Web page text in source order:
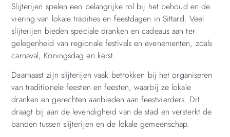
Slijterijen spelen een belangrijke rol bij het behoud en de
viering van lokale tradities en feestdagen in Sittard. Veel
slijterijen bieden speciale dranken en cadeaus aan ter
gelegenheid van regionale festivals en evenementen, zoals
carnaval, Koningsdag en kerst.
Daarnaast zijn slijterijen vaak betrokken bij het organiseren
van traditionele feesten en feesten, waarbij ze lokale
dranken en gerechten aanbieden aan feestvierders. Dit
draagt bij aan de levendigheid van de stad en versterkt de
banden tussen slijterijen en de lokale gemeenschap.